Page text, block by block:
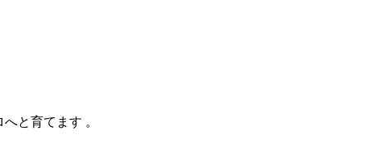
と育てます 。